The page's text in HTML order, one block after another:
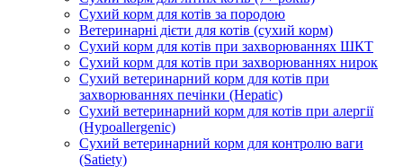
Сухий корм для котів за породою
Ветеринарні дієти для котів (сухий корм)
Сухий корм для котів при захворюваннях ШКТ
Сухий корм для котів при захворюваннях нирок
Сухий ветеринарний корм для котів при
захворюваннях печінки (Hepatic)
Сухий ветеринарний корм для котів при алергії
(Hypoallergenic)
Сухий ветеринарний корм для контролю ваги
(Satiety)